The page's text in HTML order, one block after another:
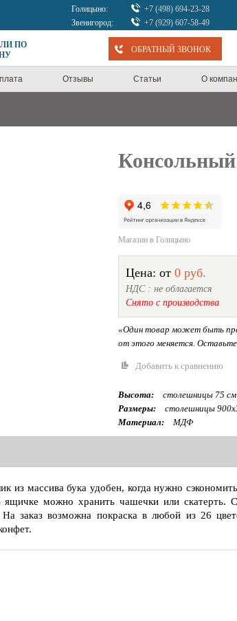
Голицыно:
+7 (498) 694-23-28
Звенигород:
+7 (929) 607-58-49
ПО
ОБРАТНЫЙ ЗВОНОК
Отзывы Статьи О
Консольный
Магазин в Голицыно
Цена: от 0 руб.
НДС : не облагается
Снято с производства
«Один товар может быть
от этого меняется. Оставьте
Добавить к сравнению
Высота:
столешницы 75 см
Размеры:
столешницы
Материал:
МДФ
из массива бука удобен, когда нужно
ящичке можно хранить чашечки или
заказ возможна покраска в любой из 26